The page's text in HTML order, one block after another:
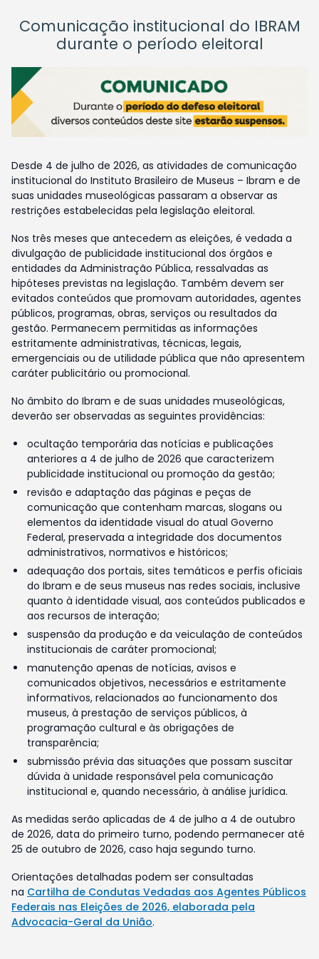
Comunicação institucional do IBRAM
durante o período eleitoral
Desde 4 de julho de 2026, as atividades de comunicação
institucional do Instituto Brasileiro de Museus – Ibram e de
suas unidades museológicas passaram a observar as
restrições estabelecidas pela legislação eleitoral.
Nos três meses que antecedem as eleições, é vedada a
divulgação de publicidade institucional dos órgãos e
entidades da Administração Pública, ressalvadas as
hipóteses previstas na legislação. Também devem ser
evitados conteúdos que promovam autoridades, agentes
públicos, programas, obras, serviços ou resultados da
gestão. Permanecem permitidas as informações
estritamente administrativas, técnicas, legais,
emergenciais ou de utilidade pública que não apresentem
caráter publicitário ou promocional.
No âmbito do Ibram e de suas unidades museológicas,
deverão ser observadas as seguintes providências:
ocultação temporária das notícias e publicações
anteriores a 4 de julho de 2026 que caracterizem
publicidade institucional ou promoção da gestão;
revisão e adaptação das páginas e peças de
comunicação que contenham marcas, slogans ou
elementos da identidade visual do atual Governo
Federal, preservada a integridade dos documentos
administrativos, normativos e históricos;
adequação dos portais, sites temáticos e perfis oficiais
do Ibram e de seus museus nas redes sociais, inclusive
quanto à identidade visual, aos conteúdos publicados e
aos recursos de interação;
suspensão da produção e da veiculação de conteúdos
institucionais de caráter promocional;
manutenção apenas de notícias, avisos e
comunicados objetivos, necessários e estritamente
informativos, relacionados ao funcionamento dos
museus, à prestação de serviços públicos, à
programação cultural e às obrigações de
transparência;
submissão prévia das situações que possam suscitar
dúvida à unidade responsável pela comunicação
institucional e, quando necessário, à análise jurídica.
As medidas serão aplicadas de 4 de julho a 4 de outubro
de 2026, data do primeiro turno, podendo permanecer até
25 de outubro de 2026, caso haja segundo turno.
Orientações detalhadas podem ser consultadas
na Cartilha de Condutas Vedadas aos Agentes Públicos
Federais nas Eleições de 2026, elaborada pela
Advocacia-Geral da União.